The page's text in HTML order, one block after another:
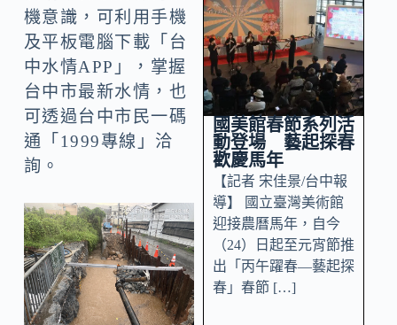
機意識，可利用手機
及平板電腦下載「台
中水情APP」，掌握
台中市最新水情，也
可透過台中市民一碼
通「1999專線」洽
詢。
國美館春節系列活
動登場 藝起探春
歡慶馬年
【記者 宋佳景/台中報
導】 國立臺灣美術館
迎接農曆馬年，自今
（24）日起至元宵節推
出「丙午躍春—藝起探
春」春節 […]